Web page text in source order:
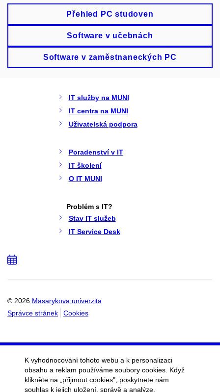
Přehled PC studoven
Software v učebnách
Software v zaměstnaneckých PC
IT služby na MUNI
IT centra na MUNI
Uživatelská podpora
Poradenství v IT
IT školení
O IT MUNI
Problém s IT?
Stav IT služeb
IT Service Desk
© 2026 Masarykova univerzita
Správce stránek
Cookies
Přidat
K vyhodnocování tohoto webu a k personalizaci
obsahu a reklam používáme soubory cookies. Když
klikněte na „přijmout cookies", poskytnete nám
souhlas k jejich uložení, správě a analýze.